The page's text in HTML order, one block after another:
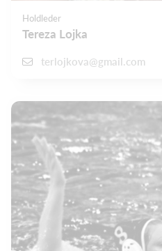
Holdleder
Tereza Lojka
terlojkova@gmail.com